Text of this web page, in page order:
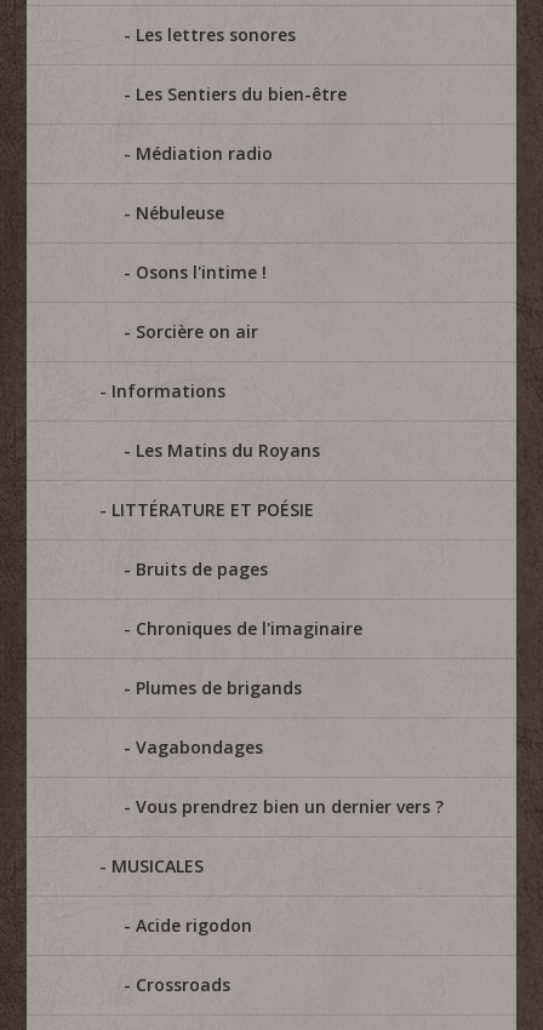
Les lettres sonores
Les Sentiers du bien-être
Médiation radio
Nébuleuse
Osons l'intime !
Sorcière on air
Informations
Les Matins du Royans
LITTÉRATURE ET POÉSIE
Bruits de pages
Chroniques de l'imaginaire
Plumes de brigands
Vagabondages
Vous prendrez bien un dernier vers ?
MUSICALES
Acide rigodon
Crossroads